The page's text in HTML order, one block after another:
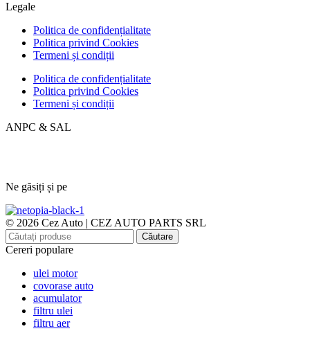
Legale
Politica de confidențialitate
Politica privind Cookies
Termeni și condiții
Politica de confidențialitate
Politica privind Cookies
Termeni și condiții
ANPC & SAL
Ne găsiți și pe
© 2026 Cez Auto | CEZ AUTO PARTS SRL
Căutare
Cereri populare
ulei motor
covorase auto
acumulator
filtru ulei
filtru aer